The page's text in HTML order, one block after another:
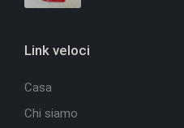
Link veloci
Casa
Chi siamo